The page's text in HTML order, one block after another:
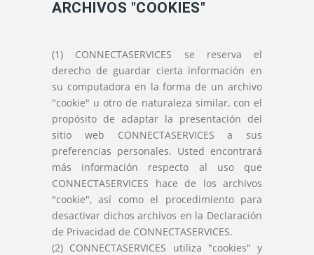
ARCHIVOS "COOKIES"
(1) CONNECTASERVICES se reserva el
derecho de guardar cierta información en
su computadora en la forma de un archivo
"cookie" u otro de naturaleza similar, con el
propósito de adaptar la presentación del
sitio web CONNECTASERVICES a sus
preferencias personales. Usted encontrará
más información respecto al uso que
CONNECTASERVICES hace de los archivos
"cookie", así como el procedimiento para
desactivar dichos archivos en la Declaración
de Privacidad de CONNECTASERVICES.
(2) CONNECTASERVICES utiliza "cookies" y